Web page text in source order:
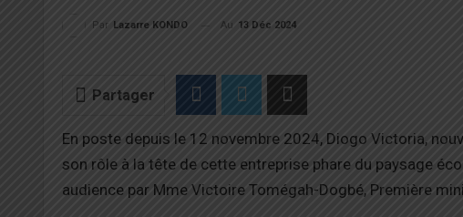
Par Lazarre KONDO Au 13 Déc 2024
Partager
En poste depuis le 12 novembre 2024, Diogo Victoria,
son rôle à la tête de cette entreprise phare du paysage
audience par Mme Victoire Tomégah-Dogbé, Première